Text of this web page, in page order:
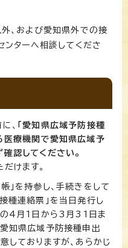
、および愛知県外での接
ンターへ相談してくださ
、
「愛知県広域予防接種
医療機関で愛知県広域予
認してください。
けます。
」を持参し、手続きをして
種連絡票」を当日発行し
の4月1日から3月31日ま
知県広域予防接種申出
しておりますが、あらかじ